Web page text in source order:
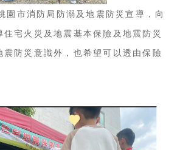
園市消防局防溺及地震防災宣導，向
住宅火災及地震基本保險及地震防災
震防災意識外，也希望可以透由保險